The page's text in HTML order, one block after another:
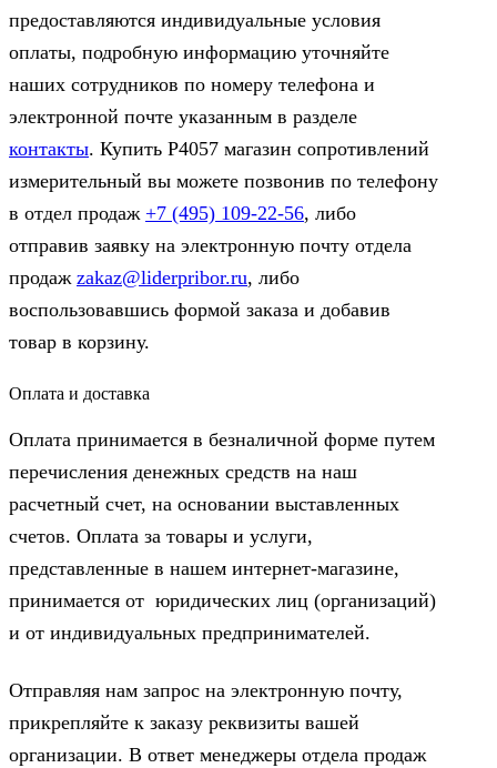
предоставляются индивидуальные условия
оплаты, подробную информацию уточняйте
наших сотрудников по номеру телефона и
электронной почте указанным в разделе
контакты. Купить Р4057 магазин сопротивлений
измерительный вы можете позвонив по телефону
в отдел продаж +7 (495) 109-22-56, либо
отправив заявку на электронную почту отдела
продаж zakaz@liderpribor.ru, либо
воспользовавшись формой заказа и добавив
товар в корзину.
Оплата и доставка
Оплата принимается в безналичной форме путем
перечисления денежных средств на наш
расчетный счет, на основании выставленных
счетов. Оплата за товары и услуги,
представленные в нашем интернет-магазине,
принимается от юридических лиц (организаций)
и от индивидуальных предпринимателей.
Отправляя нам запрос на электронную почту,
прикрепляйте к заказу реквизиты вашей
организации. В ответ менеджеры отдела продаж